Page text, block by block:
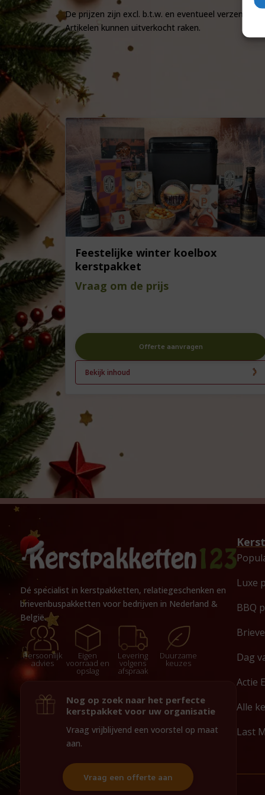
De prijzen zijn excl. b.t.w. en eventueel
Artikelen kunnen uitverkocht raken.
Feestelijke winter koelbox
kerstpakket
Vraag om de prijs
Offerte aanvragen
Bekijk inhoud
Dé specialist in kerstpakketten, relatiegeschenken en
brievenbuspakketten voor bedrijven in Nederland &
België.
Persoonlijk
advies
Eigen
voorraad en
opslag
Levering
volgens
afspraak
Duurzame
keuzes
Nog op zoek naar het perfecte
kerstpakket voor uw organisatie
Vraag vrijblijvend een voorstel op maat
aan.
Vraag een offerte aan
Luxe
BBQ
Dag
Actie
Alle
Last